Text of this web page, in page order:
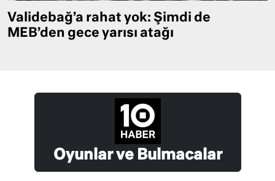
Validebağ’a rahat yok: Şimdi de
MEB’den gece yarısı atağı
Oyunlar ve Bulmacalar